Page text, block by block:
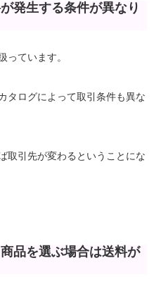
発生する条件が異なり
っています。
タログによって取引条件も異な
取引先が変わるということにな
品を選ぶ場合は送料が